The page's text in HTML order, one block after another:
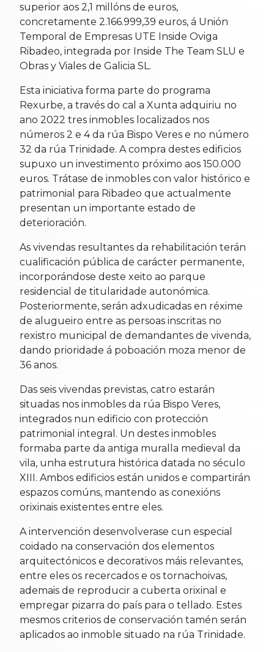
superior aos 2,1 millóns de euros,
concretamente 2.166.999,39 euros, á Unión
Temporal de Empresas UTE Inside Oviga
Ribadeo, integrada por Inside The Team SLU e
Obras y Viales de Galicia SL.
Esta iniciativa forma parte do programa
Rexurbe, a través do cal a Xunta adquiriu no
ano 2022 tres inmobles localizados nos
números 2 e 4 da rúa Bispo Veres e no número
32 da rúa Trinidade. A compra destes edificios
supuxo un investimento próximo aos 150.000
euros. Trátase de inmobles con valor histórico e
patrimonial para Ribadeo que actualmente
presentan un importante estado de
deterioración.
As vivendas resultantes da rehabilitación terán
cualificación pública de carácter permanente,
incorporándose deste xeito ao parque
residencial de titularidade autonómica.
Posteriormente, serán adxudicadas en réxime
de alugueiro entre as persoas inscritas no
rexistro municipal de demandantes de vivenda,
dando prioridade á poboación moza menor de
36 anos.
Das seis vivendas previstas, catro estarán
situadas nos inmobles da rúa Bispo Veres,
integrados nun edificio con protección
patrimonial integral. Un destes inmobles
formaba parte da antiga muralla medieval da
vila, unha estrutura histórica datada no século
XIII. Ambos edificios están unidos e compartirán
espazos comúns, mantendo as conexións
orixinais existentes entre eles.
A intervención desenvolverase cun especial
coidado na conservación dos elementos
arquitectónicos e decorativos máis relevantes,
entre eles os recercados e os tornachoivas,
ademais de reproducir a cuberta orixinal e
empregar pizarra do país para o tellado. Estes
mesmos criterios de conservación tamén serán
aplicados ao inmoble situado na rúa Trinidade.